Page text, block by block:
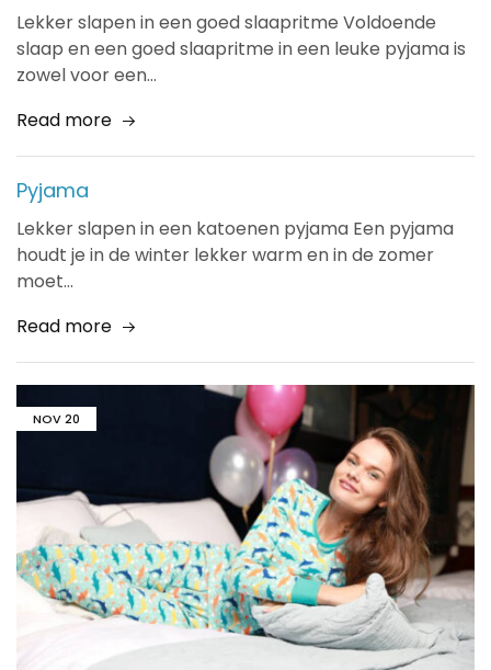
Lekker slapen in een goed slaapritme Voldoende
slaap en een goed slaapritme in een leuke pyjama is
zowel voor een…
Read more
Pyjama
Lekker slapen in een katoenen pyjama Een pyjama
houdt je in de winter lekker warm en in de zomer
moet…
Read more
NOV20